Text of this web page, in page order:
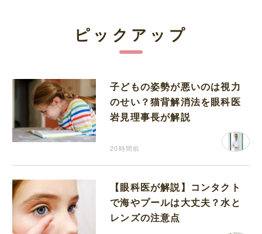
ピックアップ
子どもの姿勢が悪いのは視力
のせい？猫背解消法を眼科医
岩見理事長が解説
20時間前
【眼科医が解説】コンタクト
で海やプールは大丈夫？水と
レンズの注意点